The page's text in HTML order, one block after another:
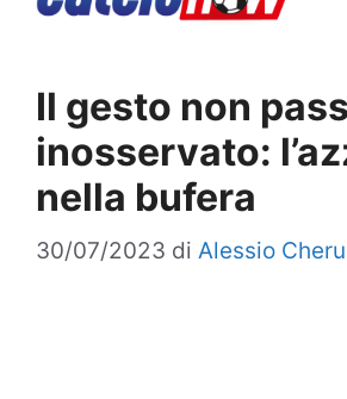
Il gesto non
inosservato:
nella bufera
30/07/2023 di Alessio